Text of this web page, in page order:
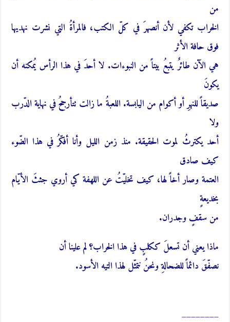
من
الخراب تكفي لأن أنصهرَ في كلّ الكتب، فالمرأةُ التي نشرت نهديها
فوق حافة الأثر
هي الآن طائرٌ يتبعُ بيتاً من النبوءات. لا أحدَ في هذا الرأس يُمكنه أن
يكونَ
صديقاً للنهرِ أو أكوام من اليابسة. اللعبةُ ما زالت تتأرجحُ في نهاية الدّرب
ولا
أحد يكترثُ لموت الحقيقة. منذ زمن الليل وأنا أفكّرُ في هذا الضّوء
كيف صادق
العتمة وصار أخاً لها، كيف تخليّتُ عن اللهفة كي أروي جثثَ الأيّام
بخديعةٍ
من سقفٍ وجدران.
ماذا يعني أن تسعلَ ككلبٍ في هذا الخراب؟ لم علينا أن
نصفّقَ دائماً للضحالةِ ونحنُ نتمثّل لهذا التيه الأسود.
________